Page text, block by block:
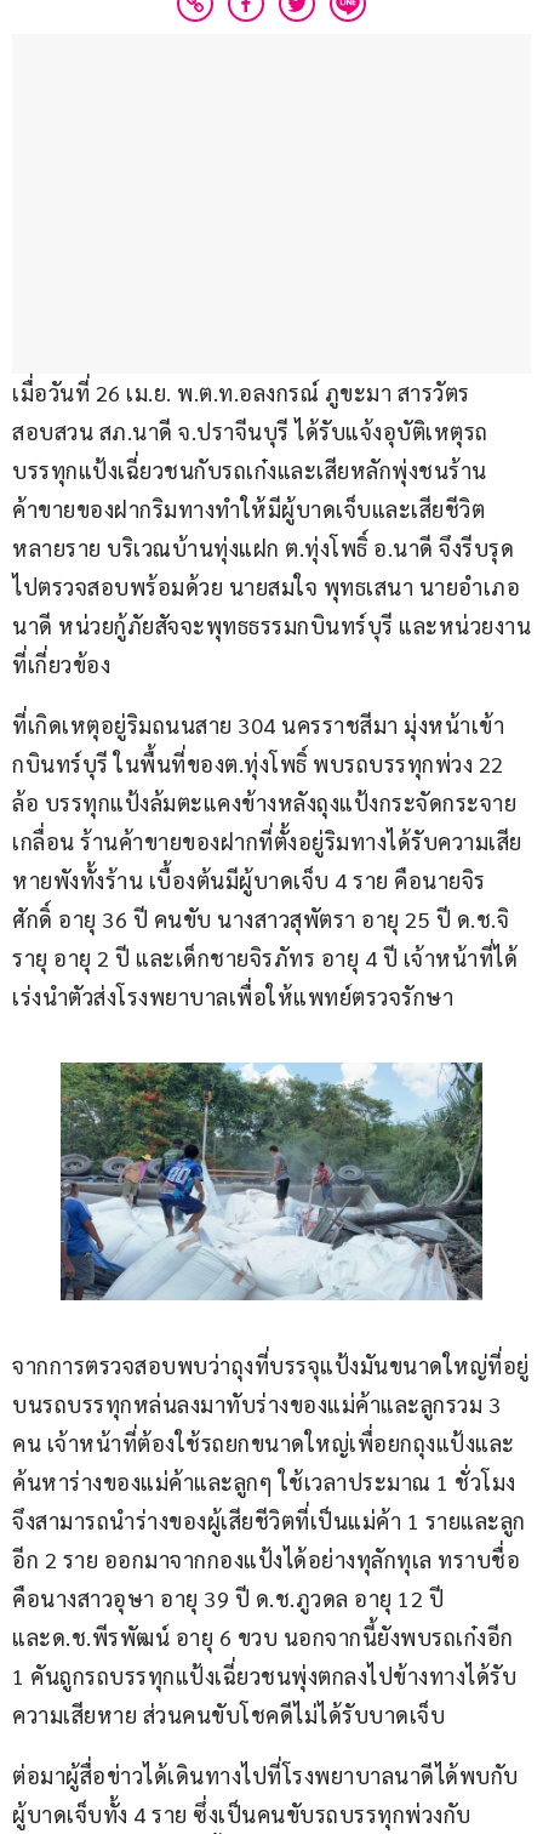
เมื่อวันที่ 26 เม.ย. พ.ต.ท.อลงกรณ์ ภูขะมา สารวัตร
สอบสวน สภ.นาดี จ.ปราจีนบุรี ได้รับแจ้งอุบัติเหตุรถ
บรรทุกแป้งเฉี่ยวชนกับรถเก๋งและเสียหลักพุ่งชนร้าน
ค้าขายของฝากริมทางทำให้มีผู้บาดเจ็บและเสียชีวิต
หลายราย บริเวณบ้านทุ่งแฝก ต.ทุ่งโพธิ์ อ.นาดี จึงรีบรุด
ไปตรวจสอบพร้อมด้วย นายสมใจ พุทธเสนา นายอำเภอ
นาดี หน่วยกู้ภัยสัจจะพุทธธรรมกบินทร์บุรี และหน่วยงาน
ที่เกี่ยวข้อง
ที่เกิดเหตุอยู่ริมถนนสาย 304 นครราชสีมา มุ่งหน้าเข้า
กบินทร์บุรี ในพื้นที่ของต.ทุ่งโพธิ์ พบรถบรรทุกพ่วง 22
ล้อ บรรทุกแป้งล้มตะแคงข้างหลังถุงแป้งกระจัดกระจาย
เกลื่อน ร้านค้าขายของฝากที่ตั้งอยู่ริมทางได้รับความเสีย
หายพังทั้งร้าน เบื้องต้นมีผู้บาดเจ็บ 4 ราย คือนายจิร
ศักดิ์ อายุ 36 ปี คนขับ นางสาวสุพัตรา อายุ 25 ปี ด.ช.จิ
รายุ อายุ 2 ปี และเด็กชายจิรภัทร อายุ 4 ปี เจ้าหน้าที่ได้
เร่งนำตัวส่งโรงพยาบาลเพื่อให้แพทย์ตรวจรักษา
จากการตรวจสอบพบว่าถุงที่บรรจุแป้งมันขนาดใหญ่ที่อยู่
บนรถบรรทุกหล่นลงมาทับร่างของแม่ค้าและลูกรวม 3
คน เจ้าหน้าที่ต้องใช้รถยกขนาดใหญ่เพื่อยกถุงแป้งและ
ค้นหาร่างของแม่ค้าและลูกๆ ใช้เวลาประมาณ 1 ชั่วโมง
จึงสามารถนำร่างของผู้เสียชีวิตที่เป็นแม่ค้า 1 รายและลูก
อีก 2 ราย ออกมาจากกองแป้งได้อย่างทุลักทุเล ทราบชื่อ
คือนางสาวอุษา อายุ 39 ปี ด.ช.ภูวดล อายุ 12 ปี
และด.ช.พีรพัฒน์ อายุ 6 ขวบ นอกจากนี้ยังพบรถเก๋งอีก
1 คันถูกรถบรรทุกแป้งเฉี่ยวชนพุ่งตกลงไปข้างทางได้รับ
ความเสียหาย ส่วนคนขับโชคดีไม่ได้รับบาดเจ็บ
ต่อมาผู้สื่อข่าวได้เดินทางไปที่โรงพยาบาลนาดีได้พบกับ
ผู้บาดเจ็บทั้ง 4 ราย ซึ่งเป็นคนขับรถบรรทุกพ่วงกับ